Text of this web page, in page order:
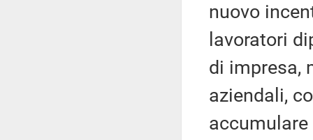
nuovo
lavoratori
di impresa,
aziendali,